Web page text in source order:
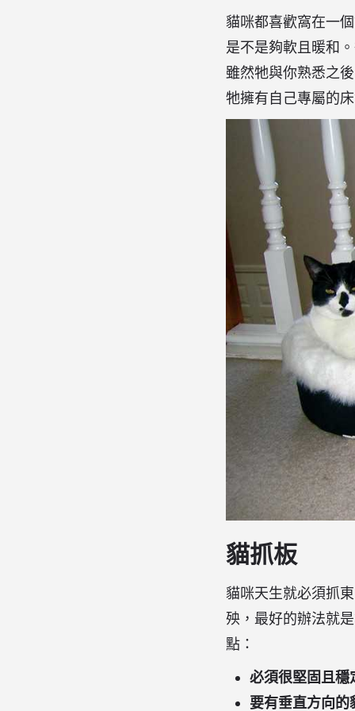
貓咪都喜歡窩在一
是不是夠軟且暖和
雖然牠與你熟悉之
牠擁有自己專屬的
貓抓板
貓咪天生就必須抓
殃，最好的辦法就
點：
必須很堅固且穩
要有垂直方向的